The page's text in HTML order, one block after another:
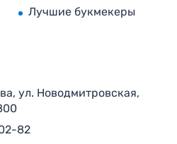
Лучшие букмекеры
ул. Новодмитровская,
82